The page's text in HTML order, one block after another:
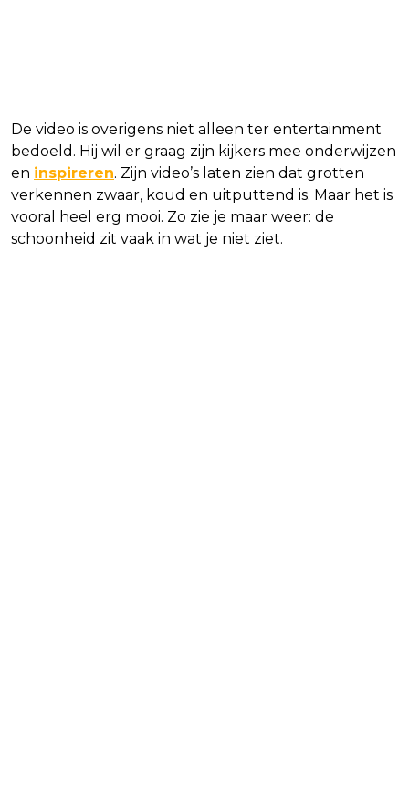
De video is overigens niet alleen ter entertainment
bedoeld. Hij wil er graag zijn kijkers mee onderwijzen
en inspireren. Zijn video’s laten zien dat grotten
verkennen zwaar, koud en uitputtend is. Maar het is
vooral heel erg mooi. Zo zie je maar weer: de
schoonheid zit vaak in wat je niet ziet.